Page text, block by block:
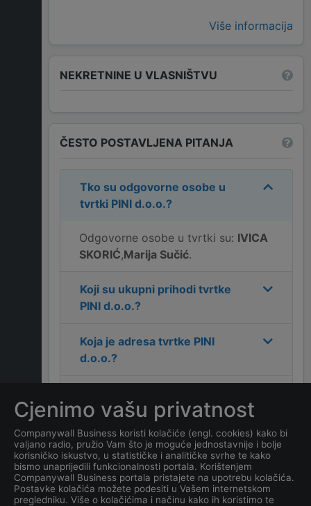
Više informacija
NEKRETNINE U VLASNIŠTVU
ČESTO POSTAVLJENA PITANJA
Tko su odgovorne osobe u
tvrtki PINI d.o.o.?
Odgovorne osobe u tvrtki su: IVICA
SKORIĆ,Marija Sučić.
Koji su ukupni prihodi tvrtke
PINI d.o.o.?
Koja je adresa tvrtke PINI
d.o.o.?
d.o.o.?
Koliko ima zaposlenih
kompanijaPINI d.o.o.?
Koji je datum osnivanja
Cjenimo vašu privatnost
Companywall Business koristi kolačiće (engl. cookies) kako bi
valjano radio, pružio Vam što je moguće jednostavnije i bolje
korisničko iskustvo, u statističke i analitičke svrhe te kako
bismo unaprijedili funkcionalnosti portala. Korištenjem
Companywall Business portala pristajete na upotrebu kolačića.
Postavke kolačića možete podesiti u Vašem internetskom
pregledniku. Više o kolačićima i načinu kako ih koristimo te